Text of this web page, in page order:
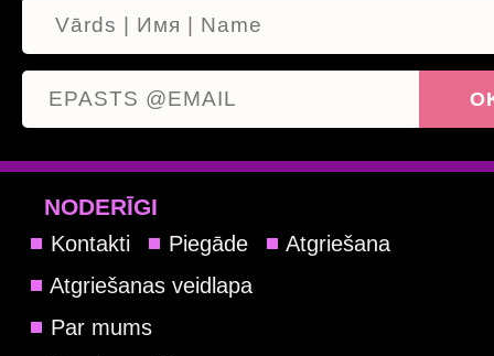
NODERĪGI
Kontakti Piegāde
Atgriešana
Atgriešanas veidlapa
Par mums